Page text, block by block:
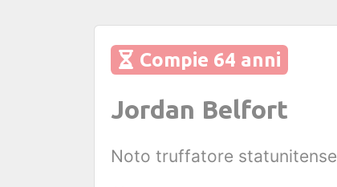
Compie 64 anni
Jordan Belfort
Noto truffatore statunitense